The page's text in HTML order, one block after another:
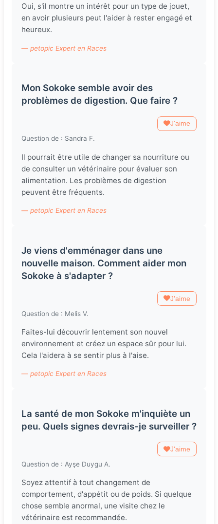
Oui, s'il montre un intérêt pour un type de jouet,
en avoir plusieurs peut l'aider à rester engagé et
heureux.
— petopic Expert en Races
Mon Sokoke semble avoir des
problèmes de digestion. Que faire ?
J'aime
Question de : Sandra F.
Il pourrait être utile de changer sa nourriture ou
de consulter un vétérinaire pour évaluer son
alimentation. Les problèmes de digestion
peuvent être fréquents.
— petopic Expert en Races
Je viens d'emménager dans une
nouvelle maison. Comment aider mon
Sokoke à s'adapter ?
J'aime
Question de : Melis V.
Faites-lui découvrir lentement son nouvel
environnement et créez un espace sûr pour lui.
Cela l'aidera à se sentir plus à l'aise.
— petopic Expert en Races
La santé de mon Sokoke m'inquiète un
peu. Quels signes devrais-je surveiller ?
J'aime
Question de : Ayşe Duygu A.
Soyez attentif à tout changement de
comportement, d'appétit ou de poids. Si quelque
chose semble anormal, une visite chez le
vétérinaire est recommandée.